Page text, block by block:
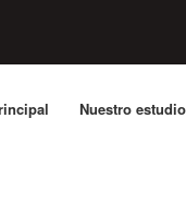
Nuestro estudio